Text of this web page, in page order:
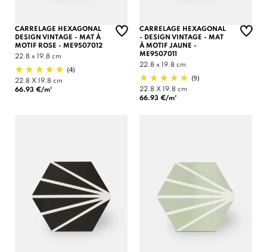
CARRELAGE HEXAGONAL
DESIGN VINTAGE - MAT À
MOTIF ROSE - ME9507012
22.8 x 19.8 cm
(4)
22.8 X 19.8 cm
66.93 €/m²
CARRELAGE HEXAGONAL
- DESIGN VINTAGE - MAT
À MOTIF JAUNE -
ME9507011
22.8 x 19.8 cm
(9)
22.8 X 19.8 cm
66.93 €/m²